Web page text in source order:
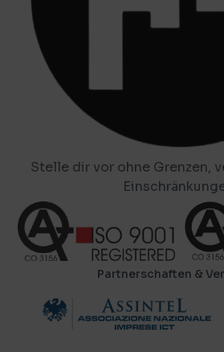
Stelle dir vor ohne Grenzen,
Partnerschaften &